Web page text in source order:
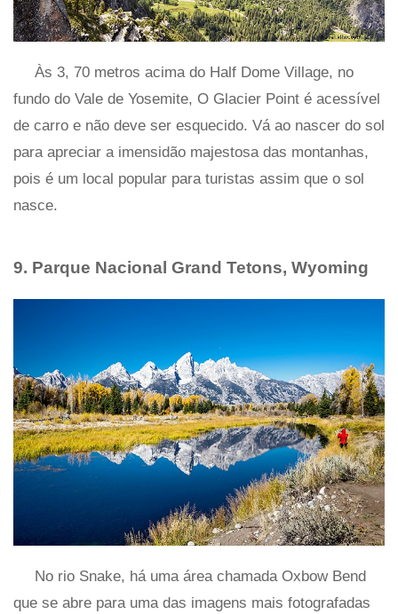
Às 3, 70 metros acima do Half Dome Village, no
fundo do Vale de Yosemite, O Glacier Point é acessível
de carro e não deve ser esquecido. Vá ao nascer do sol
para apreciar a imensidão majestosa das montanhas,
pois é um local popular para turistas assim que o sol
nasce.
9. Parque Nacional Grand Tetons, Wyoming
No rio Snake, há uma área chamada Oxbow Bend
que se abre para uma das imagens mais fotografadas